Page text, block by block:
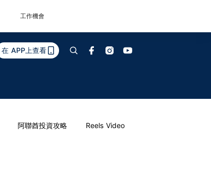
工作機會
在 APP上查看
阿聯酋投資攻略 Reels Video